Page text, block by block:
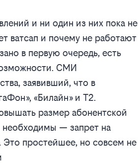
и ни один из них пока не
ватсап и почему не работают
в первую очередь, есть
СМИ
заявивший, что в
«Билайн» и T2.
размер абонентской
необходимы — запрет на
простейшее, но совсем не